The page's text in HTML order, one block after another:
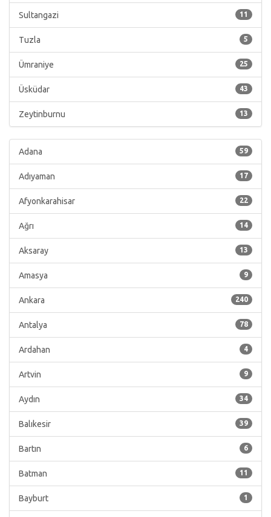
11
Sultangazi
5
Tuzla
25
Ümraniye
43
Üsküdar
13
Zeytinburnu
59
Adana
17
Adıyaman
22
Afyonkarahisar
14
Ağrı
13
Aksaray
9
Amasya
240
Ankara
78
Antalya
4
Ardahan
9
Artvin
34
Aydın
39
Balıkesir
6
Bartın
11
Batman
1
Bayburt